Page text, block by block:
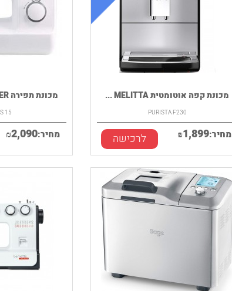
מכונת תפירה BROTHER דגם INN...
15
מחיר: ₪2,090
מכונת קפה אוטומטית MELITTA ...
PURISTA F230
מחיר: ₪1,899 לרכישה